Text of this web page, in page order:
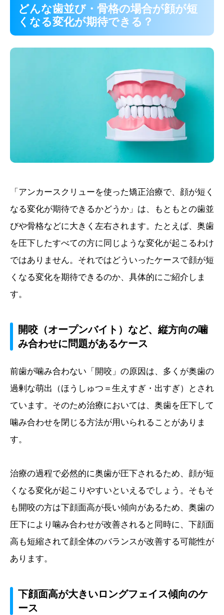
どんな歯並び・骨格の場合が顔が短
くなる変化が期待できる？
「アンカースクリューを使った矯正治療で、顔が短く
なる変化が期待できるかどうか」は、もともとの歯並
びや骨格などに大きく左右されます。たとえば、奥歯
を圧下したすべての方に同じような変化が起こるわけ
ではありません。それではどういったケースで顔が短
くなる変化を期待できるのか、具体的にご紹介しま
す。
開咬（オープンバイト）など、縦方向の噛
み合わせに問題があるケース
前歯が噛み合わない「開咬」の原因は、多くが奥歯の
過剰な萌出（ほうしゅつ＝生えすぎ・出すぎ）とされ
ています。そのため治療においては、奥歯を圧下して
噛み合わせを閉じる方法が用いられることがありま
す。
治療の過程で必然的に奥歯が圧下されるため、顔が短
くなる変化が起こりやすいといえるでしょう。そもそ
も開咬の方は下顔面高が長い傾向があるため、奥歯の
圧下により噛み合わせが改善されると同時に、下顔面
高も短縮されて顔全体のバランスが改善する可能性が
あります。
下顔面高が大きいロングフェイス傾向のケ
ース